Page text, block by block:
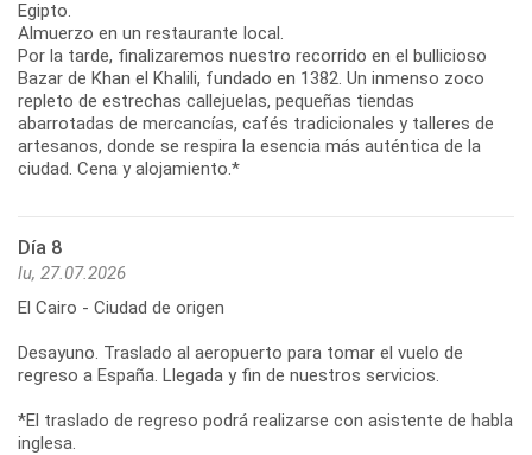
Egipto.
Almuerzo en un restaurante local.
Por la tarde, finalizaremos nuestro recorrido en el bullicioso
Bazar de Khan el Khalili, fundado en 1382. Un inmenso zoco
repleto de estrechas callejuelas, pequeñas tiendas
abarrotadas de mercancías, cafés tradicionales y talleres de
artesanos, donde se respira la esencia más auténtica de la
ciudad. Cena y alojamiento.*
Día 8
lu, 27.07.2026
El Cairo - Ciudad de origen
Desayuno. Traslado al aeropuerto para tomar el vuelo de
regreso a España. Llegada y fin de nuestros servicios.
*El traslado de regreso podrá realizarse con asistente de habla
inglesa.